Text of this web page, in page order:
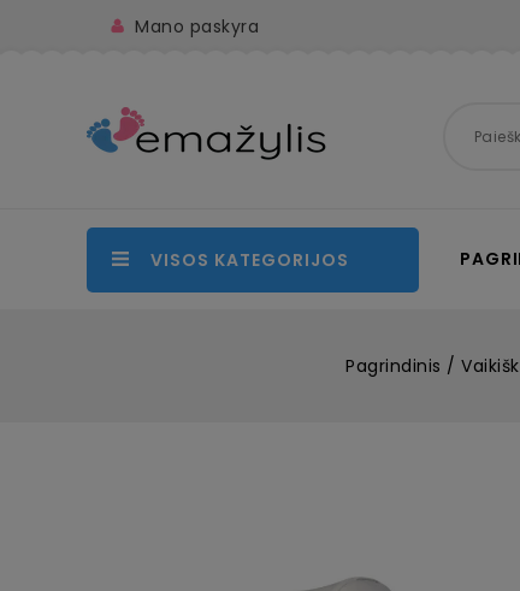
Mano paskyra
VISOS KATEGORIJOS
Pagrindinis